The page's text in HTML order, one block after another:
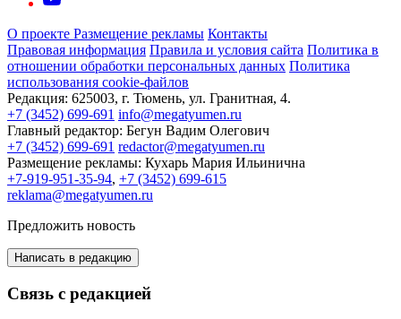
О проекте Размещение рекламы Контакты
Правовая информация Правила и условия сайта Политика в
отношении обработки персональных данных Политика
использования cookie-файлов
Редакция: 625003, г. Тюмень, ул. Гранитная, 4.
+7 (3452) 699-691 info@megatyumen.ru
Главный редактор: Бегун Вадим Олегович
+7 (3452) 699-691 redactor@megatyumen.ru
Размещение рекламы: Кухарь Мария Ильинична
+7-919-951-35-94, +7 (3452) 699-615
reklama@megatyumen.ru
Предложить новость
Написать в редакцию
Связь с редакцией